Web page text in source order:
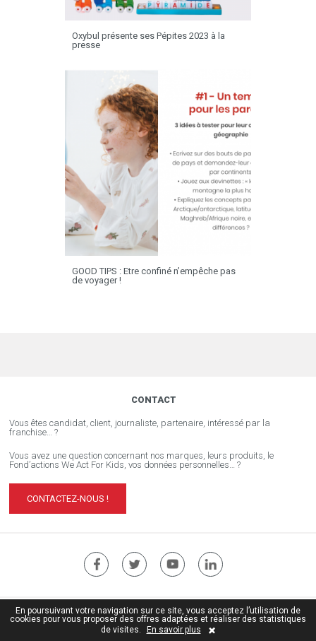
En poursuivant votre navigation sur ce site, vous acceptez l’utilisation de
cookies pour vous proposer des offres adaptées et réaliser des statistiques
de visites.
En savoir plus
Oxybul présente ses Pépites 2023 à la
presse
GOOD TIPS : Etre confiné n’empêche pas
de voyager !
CONTACT
Vous êtes candidat, client, journaliste, partenaire, intéressé par la
franchise… ?
Vous avez une question concernant nos marques, leurs produits, le
Fond’actions We Act For Kids, vos données personnelles… ?
CONTACTEZ-NOUS !
Site institutionnel ÏDKIDS
Crédits | © Copyright ïdkids 2017